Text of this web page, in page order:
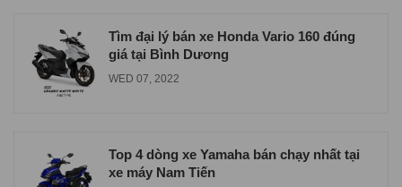
Tìm đại lý bán xe Honda Vario 160 đúng
giá tại Bình Dương
WED 07, 2022
Top 4 dòng xe Yamaha bán chạy nhất tại
xe máy Nam Tiến